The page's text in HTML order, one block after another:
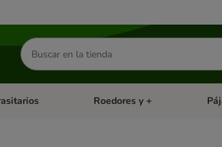
Buscar
productos
abierto: Dieta Vet.Menú de categoria abierto:
Roedores y +